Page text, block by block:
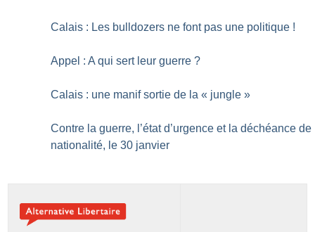
Calais : Les bulldozers ne font pas une politique !
Appel : A qui sert leur guerre ?
Calais : une manif sortie de la « jungle »
Contre la guerre, l’état d’urgence et la déchéance de
nationalité, le 30 janvier